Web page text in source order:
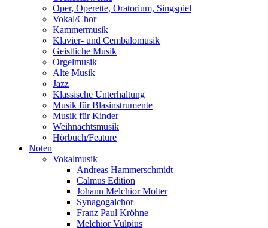
Oper, Operette, Oratorium, Singspiel
Vokal/Chor
Kammermusik
Klavier- und Cembalomusik
Geistliche Musik
Orgelmusik
Alte Musik
Jazz
Klassische Unterhaltung
Musik für Blasinstrumente
Musik für Kinder
Weihnachtsmusik
Hörbuch/Feature
Noten
Vokalmusik
Andreas Hammerschmidt
Calmus Edition
Johann Melchior Molter
Synagogalchor
Franz Paul Kröhne
Melchior Vulpius